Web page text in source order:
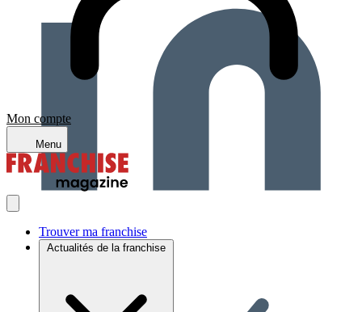
Mon compte
Menu
Trouver ma franchise
Actualités de la franchise